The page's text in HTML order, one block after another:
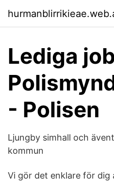
Lediga
- Polisen
Ljungby simhall och
kommun
Vi gör det enklare för dig